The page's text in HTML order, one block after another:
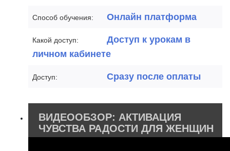
Способ обучения: Онлайн платформа
Какой доступ:
Доступ к урокам в
личном кабинете
Доступ: Сразу после оплаты
ВИДЕООБЗОР: АКТИВАЦИЯ
ЧУВСТВА РАДОСТИ ДЛЯ ЖЕНЩИН